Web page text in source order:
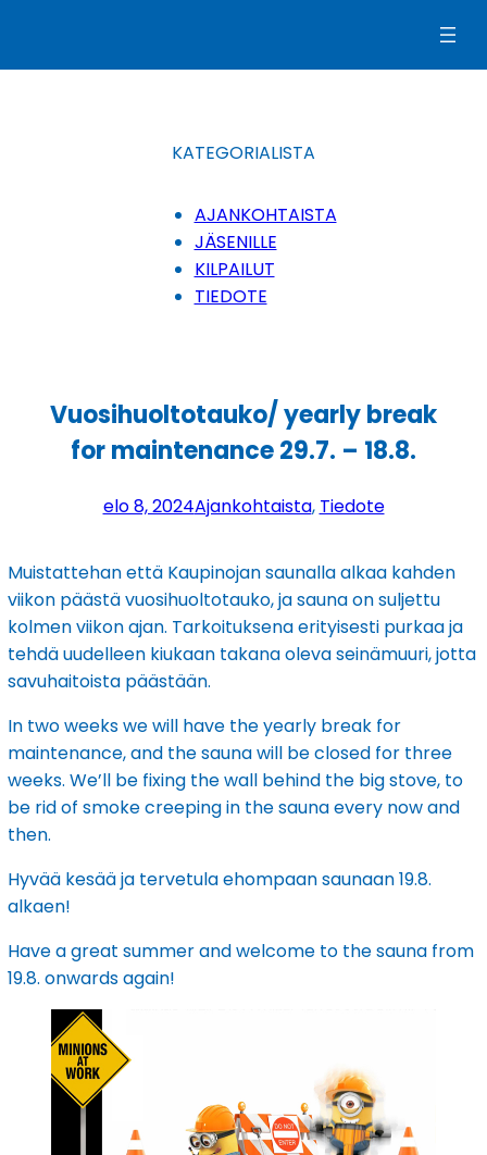
KATEGORIALISTA
AJANKOHTAISTA
JÄSENILLE
KILPAILUT
TIEDOTE
Vuosihuoltotauko/ yearly break
for maintenance 29.7. – 18.8.
elo 8, 2024Ajankohtaista, Tiedote
Muistattehan että Kaupinojan saunalla alkaa kahden
viikon päästä vuosihuoltotauko, ja sauna on suljettu
kolmen viikon ajan. Tarkoituksena erityisesti purkaa ja
tehdä uudelleen kiukaan takana oleva seinämuuri, jotta
savuhaitoista päästään.
In two weeks we will have the yearly break for
maintenance, and the sauna will be closed for three
weeks. We’ll be fixing the wall behind the big stove, to
be rid of smoke creeping in the sauna every now and
then.
Hyvää kesää ja tervetula ehompaan saunaan 19.8.
alkaen!
Have a great summer and welcome to the sauna from
19.8. onwards again!